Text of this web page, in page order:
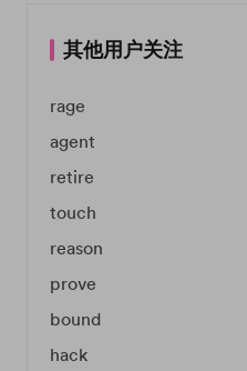
其他用户关注
rage
agent
retire
touch
reason
prove
bound
hack